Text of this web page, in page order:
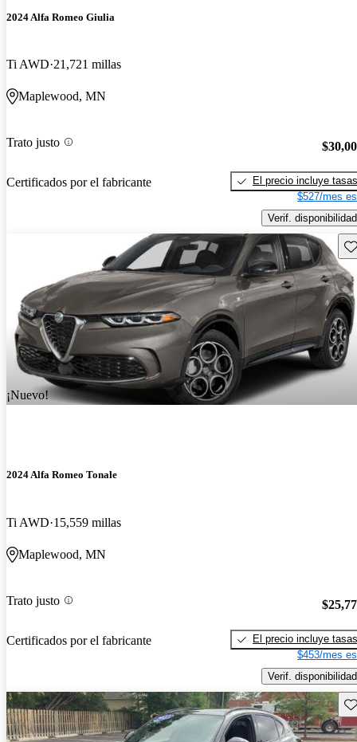
2024 Alfa Romeo Giulia
Ti AWD 21,721 millas
Maplewood, MN
Trato justo
Certificados por el fabricante
El precio incluye tasas
$527/mes
Verif. disponibilidad
¡Nuevo!
2024 Alfa Romeo Tonale
Ti AWD 15,559 millas
Maplewood, MN
Trato justo
Certificados por el fabricante
El precio incluye tasas
$453/mes
Verif. disponibilidad